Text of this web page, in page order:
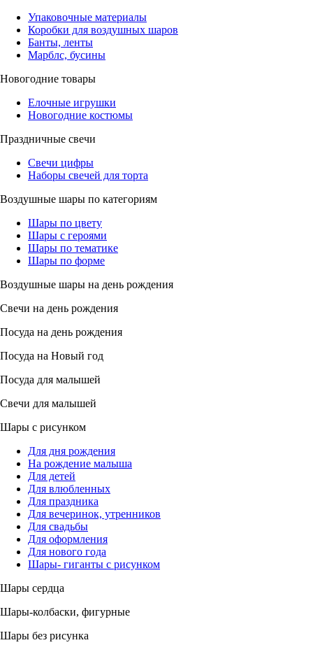
Упаковочные материалы
Коробки для воздушных шаров
Банты, ленты
Марблс, бусины
Новогодние товары
Елочные игрушки
Новогодние костюмы
Праздничные свечи
Свечи цифры
Наборы свечей для торта
Воздушные шары по категориям
Шары по цвету
Шары с героями
Шары по тематике
Шары по форме
Воздушные шары на день рождения
Свечи на день рождения
Посуда на день рождения
Посуда на Новый год
Посуда для малышей
Свечи для малышей
Шары с рисунком
Для дня рождения
На рождение малыша
Для детей
Для влюбленных
Для праздника
Для вечеринок, утренников
Для свадьбы
Для оформления
Для нового года
Шары- гиганты с рисунком
Шары сердца
Шары-колбаски, фигурные
Шары без рисунка